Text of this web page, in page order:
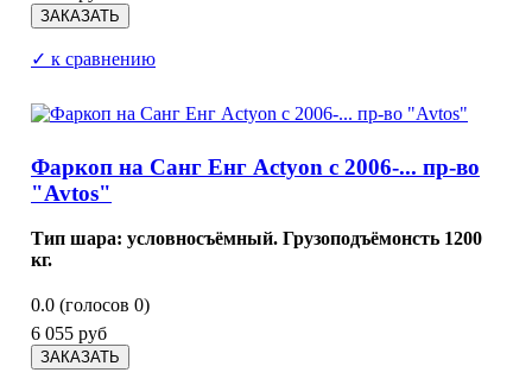
✓ к сравнению
Фаркоп на Санг Енг Actyon с 2006-... пр-во
"Avtos"
Тип шара: условносъёмный. Грузоподъёмонсть 1200
кг.
0.0 (голосов 0)
6 055 руб